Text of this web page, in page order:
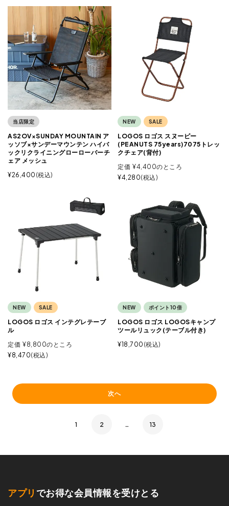
当店限定
AS2OV×SUNDAY MOUNTAIN ア
ッソブ×サンデーマウンテン ハイバ
ックリクライニングローローバーチ
ェア メッシュ
¥26,400 税込
NEW SALE
LOGOS ロゴス スヌーピー
(PEANUTS 75years)7075トレッ
クチェア(背付)
定価 ¥4,400のところ
¥4,280 税込
NEW SALE
LOGOS ロゴス インテグレテーブ
ル
定価 ¥8,800のところ
¥8,470 税込
NEW ポイント10倍
LOGOS ロゴス LOGOSキャンプ
ツールリュック(テーブル付き)
¥18,700 税込
次へ
1 2 … 13
アプリ でお得な会員情報を受けとる